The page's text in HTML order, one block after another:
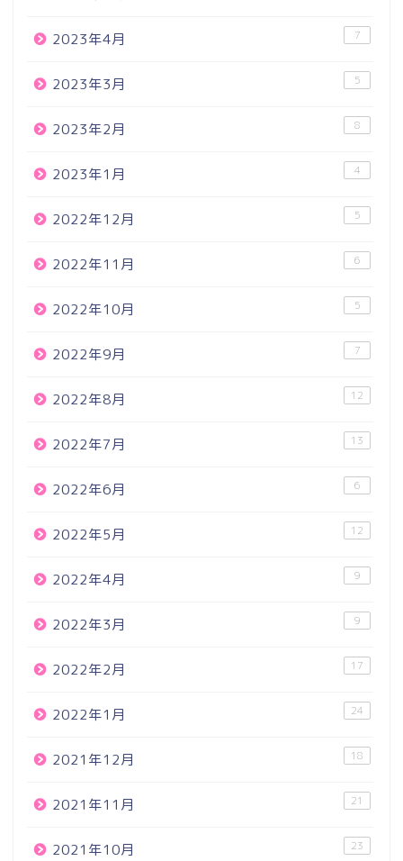
2023年4月 7
2023年3月 5
2023年2月 8
2023年1月 4
2022年12月 5
2022年11月 6
2022年10月 5
2022年9月 7
2022年8月 12
2022年7月 13
2022年6月 6
2022年5月 12
2022年4月 9
2022年3月 9
2022年2月 17
2022年1月 24
2021年12月 18
2021年11月 21
2021年10月 23